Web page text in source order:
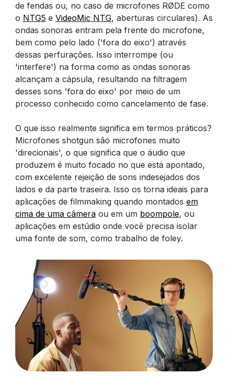
de fendas ou, no caso de microfones RØDE como
o NTG5 e VideoMic NTG, aberturas circulares). As
ondas sonoras entram pela frente do microfone,
bem como pelo lado ('fora do eixo') através
dessas perfurações. Isso interrompe (ou
'interfere') na forma como as ondas sonoras
alcançam a cápsula, resultando na filtragem
desses sons 'fora do eixo' por meio de um
processo conhecido como cancelamento de fase.
O que isso realmente significa em termos práticos?
Microfones shotgun são microfones muito
'direcionais', o que significa que o áudio que
produzem é muito focado no que está apontado,
com excelente rejeição de sons indesejados dos
lados e da parte traseira. Isso os torna ideais para
aplicações de filmmaking quando montados em
cima de uma câmera ou em um boompole, ou
aplicações em estúdio onde você precisa isolar
uma fonte de som, como trabalho de foley.